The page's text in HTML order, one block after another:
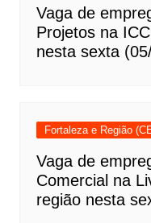
Vaga de
Projetos na
nesta sexta
Fortaleza e Região
Vaga de
Comercial na
região nesta